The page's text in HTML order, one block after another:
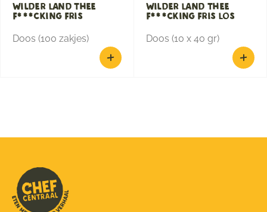
Wilder Land Thee
F***cking Fris
Doos (100 zakjes)
Wilder Land Thee
F***cking Fris Los
Doos (10 x 40 gr)